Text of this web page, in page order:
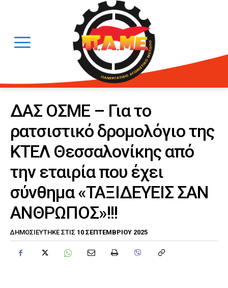
ΔΑΣ ΟΣΜΕ – Για το
ρατσιστικό δρομολόγιο της
ΚΤΕΛ Θεσσαλονίκης από
την εταιρία που έχει
σύνθημα «ΤΑΞΙΔΕΥΕΙΣ ΣΑΝ
ΑΝΘΡΩΠΟΣ»!!!
ΔΗΜΟΣΙΕΎΤΗΚΕ ΣΤΙΣ 10 ΣΕΠΤΕΜΒΡΊΟΥ 2025